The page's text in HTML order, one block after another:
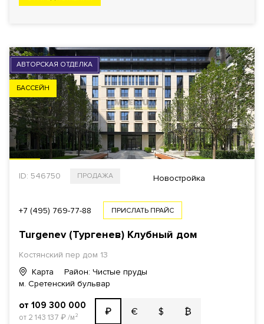
АВТОРСКАЯ ОТДЕЛКА
БАССЕЙН
ID: 546750 ПРОДАЖА Новостройка
+7 (495) 769-77-88 ПРИСЛАТЬ ПРАЙС
Turgenev (Тургенев) Клубный дом
Костянский пер дом 13
Карта
Район: Чистые пруды
м. Сретенский бульвар
от 109 300 000
от 2 143 137 ₽/м² ₽ € $ ₿